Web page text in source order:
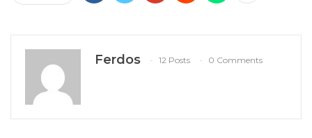
Ferdos 12 Posts 0 Comments